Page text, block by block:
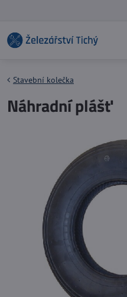
Stavební kolečka
Náhradní plášť